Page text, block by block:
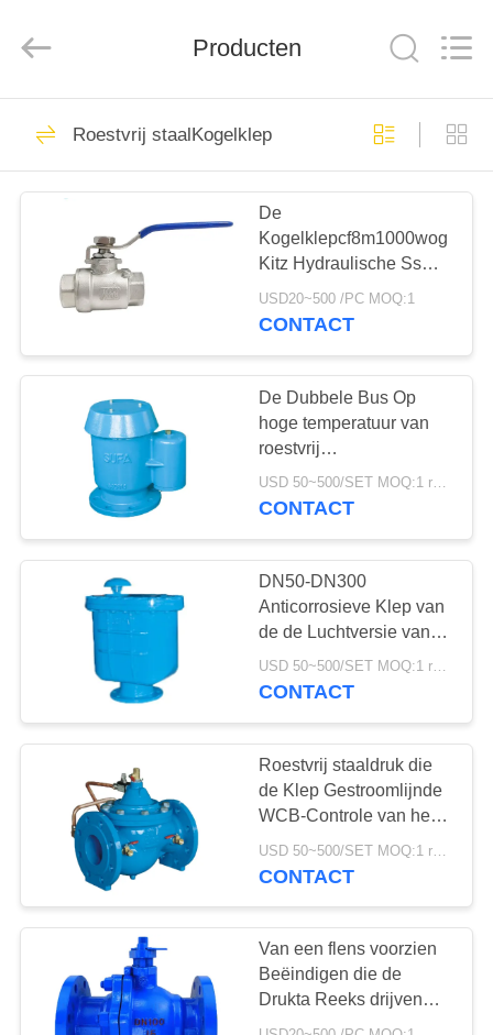
HUIS
PRODUCTEN
OVER
ONS
FABRIEKSTOCHT
KWALITEITSCONTROLE
NEEM
CONTACT
MET
NIEUWS
VRAAG
EEN
OFFERTE
SITEMAP
PRIVACYBELEID
Ltd..
Gasdrukregelaar
Fisher Gas
Regulator
44
Differentiële
Drukzender
DSC-Stoomval
15
Producten
Roestvrij staalKogelklep
De
Kogelklepcf8m1000wog
Kitz Hydraulische Ss
van het waterroestvrije
staal Draadbsp
USD20~500 /PC MOQ:1
CONTACT
De Dubbele Bus Op
hoge temperatuur van
roestvrij
staalKogelkleppen voor
Luchtversie
USD 50~500/SET MOQ:1 reeks
CONTACT
DN50-DN300
Anticorrosieve Klep van
de de Luchtversie van
de roestvrij
staalKogelklep de
USD 50~500/SET MOQ:1 reeks
CONTACT
Roestvrij staaldruk die
de Klep Gestroomlijnde
WCB-Controle van het
Lichaamsdiafragma
verminderen
CONTACT
Van een flens voorzien
Beëindigen die de
Drukta Reeks drijven
van de Roestvrij